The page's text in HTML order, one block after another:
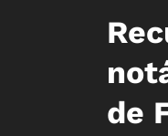
de